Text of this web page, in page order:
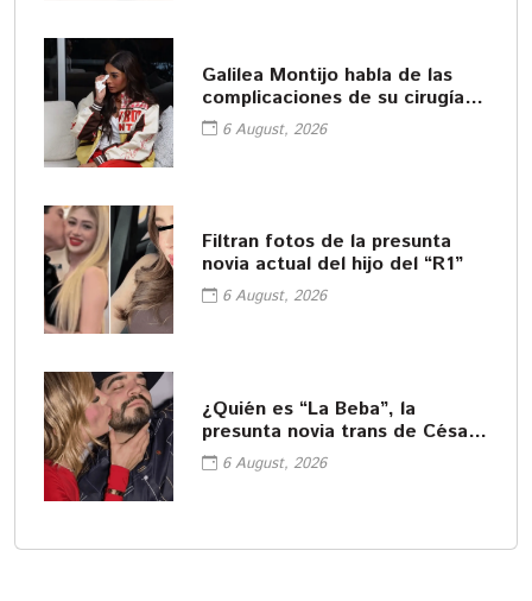
Galilea Montijo habla de las
complicaciones de su cirugía
estética
6 August, 2026
Filtran fotos de la presunta
novia actual del hijo del “R1”
6 August, 2026
¿Quién es “La Beba”, la
presunta novia trans de César
Gastélum?
6 August, 2026